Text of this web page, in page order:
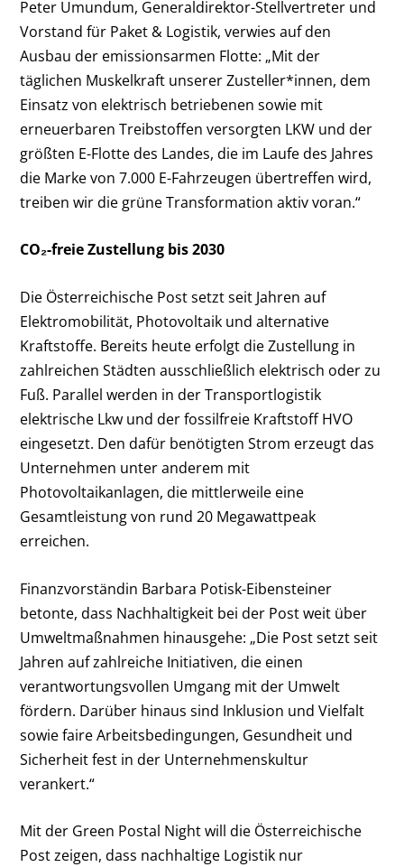
Peter Umundum, Generaldirektor-Stellvertreter und
Vorstand für Paket & Logistik, verwies auf den
Ausbau der emissionsarmen Flotte: „Mit der
täglichen Muskelkraft unserer Zusteller*innen, dem
Einsatz von elektrisch betriebenen sowie mit
erneuerbaren Treibstoffen versorgten LKW und der
größten E-Flotte des Landes, die im Laufe des Jahres
die Marke von 7.000 E-Fahrzeugen übertreffen wird,
treiben wir die grüne Transformation aktiv voran.“
CO₂-freie Zustellung bis 2030
Die Österreichische Post setzt seit Jahren auf
Elektromobilität, Photovoltaik und alternative
Kraftstoffe. Bereits heute erfolgt die Zustellung in
zahlreichen Städten ausschließlich elektrisch oder zu
Fuß. Parallel werden in der Transportlogistik
elektrische Lkw und der fossilfreie Kraftstoff HVO
eingesetzt. Den dafür benötigten Strom erzeugt das
Unternehmen unter anderem mit
Photovoltaikanlagen, die mittlerweile eine
Gesamtleistung von rund 20 Megawattpeak
erreichen.
Finanzvorständin Barbara Potisk-Eibensteiner
betonte, dass Nachhaltigkeit bei der Post weit über
Umweltmaßnahmen hinausgehe: „Die Post setzt seit
Jahren auf zahlreiche Initiativen, die einen
verantwortungsvollen Umgang mit der Umwelt
fördern. Darüber hinaus sind Inklusion und Vielfalt
sowie faire Arbeitsbedingungen, Gesundheit und
Sicherheit fest in der Unternehmenskultur
verankert.“
Mit der Green Postal Night will die Österreichische
Post zeigen, dass nachhaltige Logistik nur